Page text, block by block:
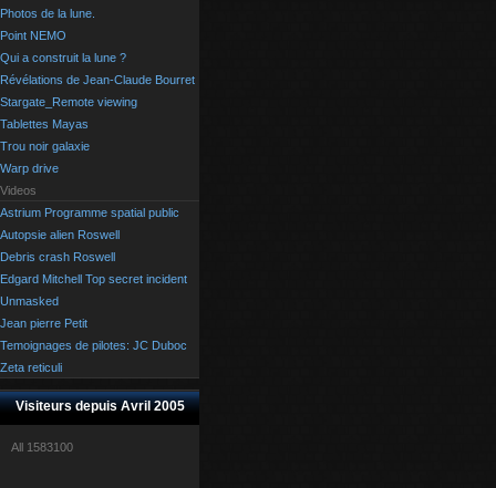
Photos de la lune.
Point NEMO
Qui a construit la lune ?
Révélations de Jean-Claude Bourret
Stargate_Remote viewing
Tablettes Mayas
Trou noir galaxie
Warp drive
Videos
Astrium Programme spatial public
Autopsie alien Roswell
Debris crash Roswell
Edgard Mitchell Top secret incident
Unmasked
Jean pierre Petit
Temoignages de pilotes: JC Duboc
Zeta reticuli
Visiteurs depuis Avril 2005
All 1583100